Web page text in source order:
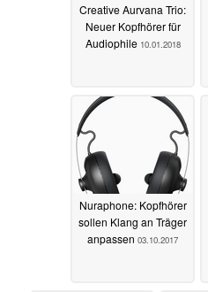
Creative Aurvana Trio:
Neuer Kopfhörer für
Audiophile 10.01.2018
Nuraphone: Kopfhörer
sollen Klang an Träger
anpassen 03.10.2017